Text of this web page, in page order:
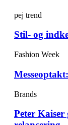
pej trend
Stil- og
Fashion Week
Brands
Peter